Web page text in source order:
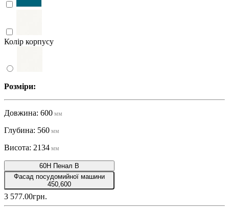
Колір корпусу
Розміри:
Довжина: 600 мм
Глубина: 560 мм
Висота: 2134 мм
60Н Пенал В
Фасад посудомийної машини
450,600
3 577.00грн.